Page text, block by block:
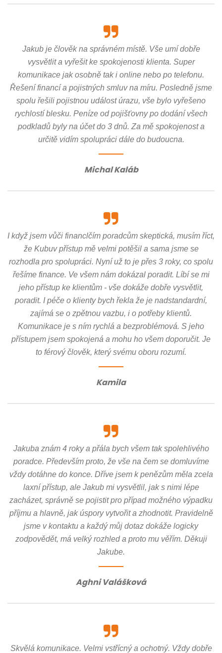
Jakub je člověk na správném místě. Vše umí dobře
vysvětlit a vyřešit ke spokojenosti klienta. Super
komunikace jak osobně tak i online nebo po telefonu.
Řešení financí a pojistných smluv na míru. Posledně jsme
spolu řešili pojistnou událost úrazu, vše bylo vyřešeno
rychlostí blesku. Peníze od pojišťovny po dodání všech
podkladů byly na účet do 3 dnů. Za mě spokojenost a
určitě vidím spolupráci dále do budoucna.
Michal Kaláb
I když jsem vůči financlčím poradcům skeptická, musím říct,
že Kubuv přístup mě velmi potěšil a sama jsme se
rozhodla pro spolupráci. Nyní už to je přes 3 roky, co spolu
řešíme finance. Ve všem nám dokázal poradit. Líbí se mi
jeho přístup ke klientům - vše dokáže dobře vysvětlit,
poradit. I péče o klienty bych řekla že je nadstandardní,
zajímá se o zpětnou vazbu, i o potřeby klientů.
Komunikace je s ním rychlá a bezproblémová. S jeho
přístupem jsem spokojená a mohu ho všem doporučit. Je
to férový člověk, který svému oboru rozumí.
Kamila
Jakuba znám 4 roky a přála bych všem tak spolehlivého
poradce. Především proto, že vše na čem se domluvíme
vždy dotáhne do konce. Dříve jsem k penězům měla zcela
laxní přístup, ale Jakub mi vysvětlil, jak s nimi lépe
zacházet, správně se pojistit pro případ možného výpadku
příjmu a hlavně, jak úspory vytvořit a zhodnotit. Pravidelně
jsme v kontaktu a každý můj dotaz dokáže logicky
zodpovědět, má velký rozhled a proto mu věřím. Děkuji
Jakube.
Aghni Valášková
Skvělá komunikace. Velmi vstřícný a ochotný. Vždy dobře